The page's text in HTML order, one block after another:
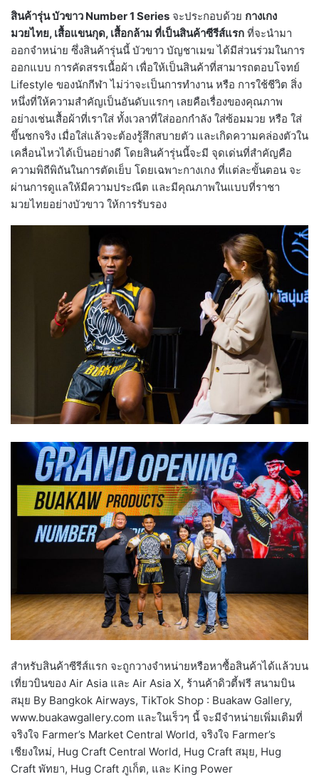
สินค้ารุ่น บัวขาว Number 1 Series จะประกอบด้วย กางเกง
มวยไทย, เสื้อแขนกุด, เสื้อกล้าม ที่เป็นสินค้าซีรีส์แรก ที่จะนำมา
ออกจำหน่าย ซึ่งสินค้ารุ่นนี้ บัวขาว บัญชาเมฆ ได้มีส่วนร่วมในการ
ออกแบบ การคัดสรรเนื้อผ้า เพื่อให้เป็นสินค้าที่สามารถตอบโจทย์
Lifestyle ของนักกีฬา ไม่ว่าจะเป็นการทำงาน หรือ การใช้ชีวิต สิ่ง
หนึ่งที่ให้ความสำคัญเป็นอันดับแรกๆ เลยคือเรื่องของคุณภาพ
อย่างเช่นเสื้อผ้าที่เราใส่ ทั้งเวลาที่ใส่ออกกำลัง ใส่ซ้อมมวย หรือ ใส่
ขึ้นชกจริง เมื่อใส่แล้วจะต้องรู้สึกสบายตัว และเกิดความคล่องตัวใน
เคลื่อนไหวได้เป็นอย่างดี โดยสินค้ารุ่นนี้จะมี จุดเด่นที่สำคัญคือ
ความพิถีพิถันในการตัดเย็บ โดยเฉพาะกางเกง ที่แต่ละขั้นตอน จะ
ผ่านการดูแลให้มีความประณีต และมีคุณภาพในแบบที่ราชา
มวยไทยอย่างบัวขาว ให้การรับรอง
สำหรับสินค้าซีรีส์แรก จะถูกวางจำหน่ายหรือหาซื้อสินค้าได้แล้วบน
เที่ยวบินของ Air Asia และ Air Asia X, ร้านค้าดิวตี้ฟรี สนามบิน
สมุย By Bangkok Airways, TikTok Shop : Buakaw Gallery,
www.buakawgallery.com และในเร็วๆ นี้ จะมีจำหน่ายเพิ่มเติมที่
จริงใจ Farmer’s Market Central World, จริงใจ Farmer’s
เชียงใหม่, Hug Craft Central World, Hug Craft สมุย, Hug
Craft พัทยา, Hug Craft ภูเก็ต, และ King Power